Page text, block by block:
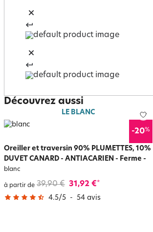
Découvrez aussi
LE BLANC
-20%
Oreiller et traversin 90% PLUMETTES, 10%
DUVET CANARD - ANTIACARIEN - Ferme -
blanc
à partir de 39,90 € 31,92 €*
4.5/5 - 54 avis